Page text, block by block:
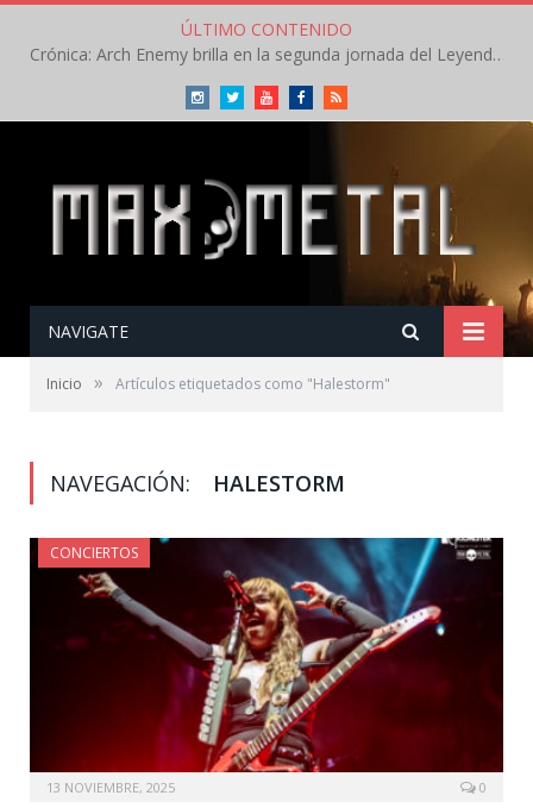
ÚLTIMO CONTENIDO
Crónica: Arch Enemy brilla en la segunda jornada del Leyendas del Rock – Jueves – Agosto 2026
InstagramTwitterYoutubeFacebookRSS
NAVIGATE
Inicio » Artículos etiquetados como "Halestorm"
NAVEGACIÓN: HALESTORM
CONCIERTOS
13 NOVIEMBRE, 2025 0